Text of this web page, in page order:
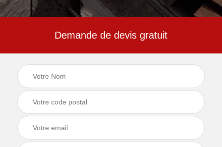
Demande de devis gratuit